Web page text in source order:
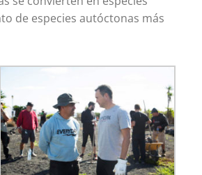
de especies autóctonas más